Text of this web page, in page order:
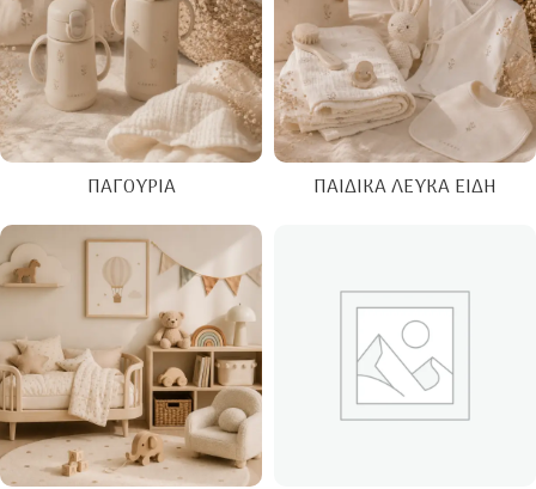
ΠΑΓΟΎΡΙΑ ΠΑΙΔΙΚΆ ΛΕΥΚΆ ΕΊΔΗ